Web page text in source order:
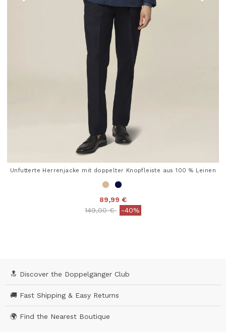
Unfutterte Herrenjacke mit doppelter Knopfleiste aus 100 % Leinen
89,99 €
Price reduced from
149,00 €to-40%
🔝 Discover the Doppelgänger Club
🚚 Fast Shipping & Easy Returns
🌍 Find the Nearest Boutique